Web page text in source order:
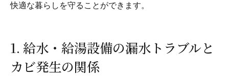
快適な暮らしを守ることができます。
1. 給水・給湯設備の漏水トラブルと
カビ発生の関係